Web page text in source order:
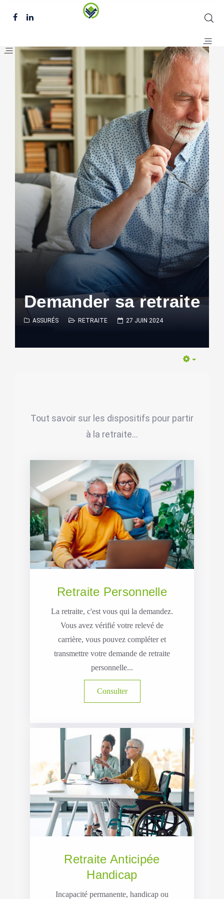
Demander sa retraite
ASSURÉS RETRAITE 27 JUIN 2024
Tout savoir sur les dispositifs pour partir
à la retraite...
Retraite Personnelle
La retraite, c'est vous qui la demandez.
Vous avez vérifié votre relevé de
carrière, vous pouvez compléter et
transmettre votre demande de retraite
personnelle...
Consulter
Retraite Anticipée
Handicap
Incapacité permanente, handicap ou